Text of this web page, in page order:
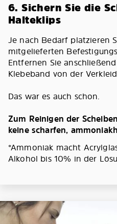
6. Sichern Sie die
Halteklips
Je nach Bedarf platzieren
mitgelieferten
Entfernen Sie
Klebeband von der
Das war es auch schon.
Zum Reinigen der
keine scharfen,
*Ammoniak macht
Alkohol bis 10% in der